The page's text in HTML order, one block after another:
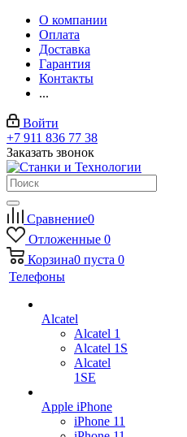
О компании
Оплата
Доставка
Гарантия
Контакты
...
Войти
+7 911 836 77 38
Заказать звонок
Сравнение0
Отложенные 0
Корзина0 пуста 0
Телефоны
Alcatel
Alcatel 1
Alcatel 1S
Alcatel
1SE
Apple iPhone
iPhone 11